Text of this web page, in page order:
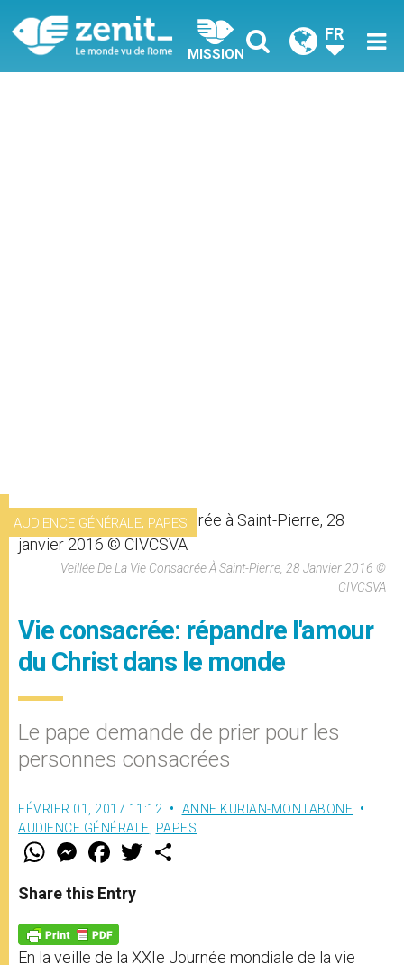
MISSION
FR
AUDIENCE GÉNÉRALE, PAPES
Veillée De La Vie Consacrée À Saint-Pierre, 28 Janvier 2016 ©
CIVCSVA
Vie consacrée: répandre l'amour
du Christ dans le monde
Le pape demande de prier pour les
personnes consacrées
FÉVRIER 01, 2017 11:12
ANNE KURIAN-MONTABONE
AUDIENCE GÉNÉRALE PAPES
W
t
s
p
p
M
e
s
e
g
e
r
F
a
e
b
o
k
w
Share this Entry
En la veille de la XXIe Journée mondiale de la vie